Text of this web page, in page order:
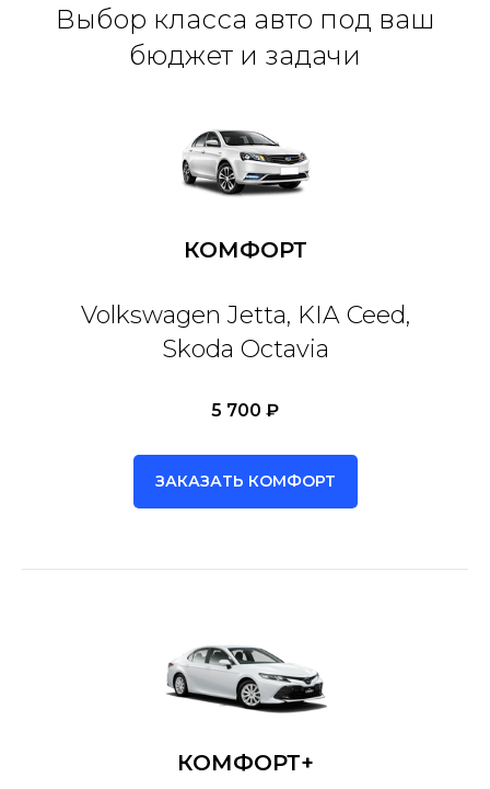
Выбор класса авто под ваш
бюджет и задачи
КОМФОРТ
Volkswagen Jetta, KIA Ceed,
Skoda Octavia
5 700 ₽
ЗАКАЗАТЬ КОМФОРТ
КОМФОРТ+